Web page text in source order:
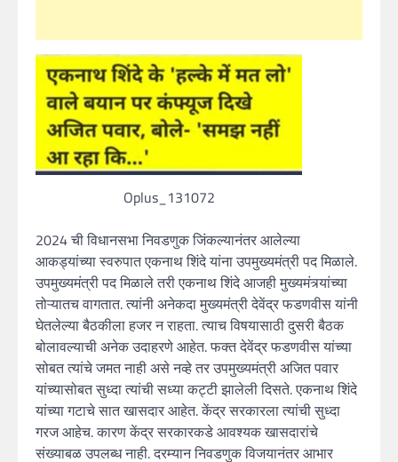
Oplus_131072
2024 ची विधानसभा निवडणुक जिंकल्यानंतर आलेल्या
आकड्यांच्या स्वरुपात एकनाथ शिंदे यांना उपमुख्यमंत्री पद मिळाले.
उपमुख्यमंत्री पद मिळाले तरी एकनाथ शिंदे आजही मुख्यमंत्र्यांच्या
तोऱ्यातच वागतात. त्यांनी अनेकदा मुख्यमंत्री देवेंद्र फडणवीस यांनी
घेतलेल्या बैठकीला हजर न राहता. त्याच विषयासाठी दुसरी बैठक
बोलावल्याची अनेक उदाहरणे आहेत. फक्त देवेंद्र फडणवीस यांच्या
सोबत त्यांचे जमत नाही असे नव्हे तर उपमुख्यमंत्री अजित पवार
यांच्यासोबत सुध्दा त्यांची सध्या कट्टी झालेली दिसते. एकनाथ शिंदे
यांच्या गटाचे सात खासदार आहेत. केंद्र सरकारला त्यांची सुध्दा
गरज आहेच. कारण केंद्र सरकारकडे आवश्यक खासदारांचे
संख्याबळ उपलब्ध नाही. दरम्यान निवडणुक विजयानंतर आभार